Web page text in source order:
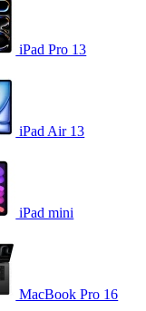
iPad Pro 13
iPad Air 13
iPad mini
MacBook Pro 16